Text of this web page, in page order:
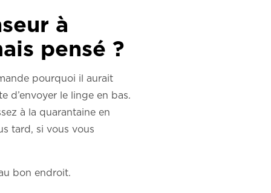
à
pensé ?
pourquoi il aurait
d’envoyer le linge en bas.
à la quarantaine en
tard, si vous vous
bon endroit.